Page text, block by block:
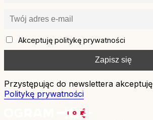
Akceptuję politykę prywatności
Przystępując do newslettera akceptuję
Politykę prywatności